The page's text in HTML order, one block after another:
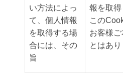
い方法によっ
て、個人情報
を取得する場
合には、その
旨
報を取得
この
お客様
とはあり